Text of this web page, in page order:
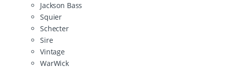
Jackson Bass
Squier
Schecter
Sire
Vintage
WarWick